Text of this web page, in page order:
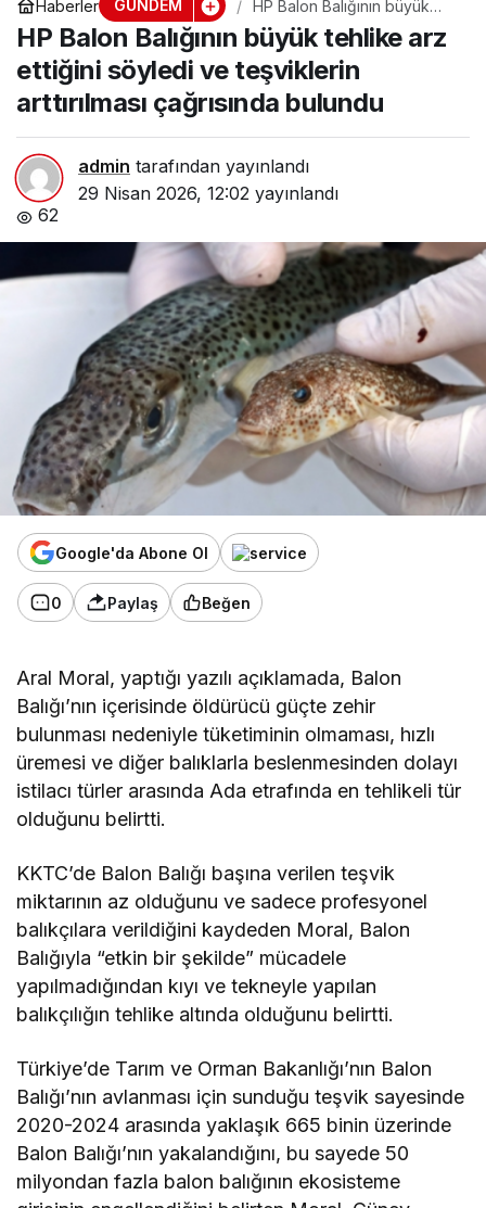
Haberler GÜNDEM
HP Balon Balığının büyük
tehlike arz ettiğini söyledi ve
teşviklerin arttırılması
çağrısında bulundu
HP Balon Balığının büyük tehlike arz
ettiğini söyledi ve teşviklerin
arttırılması çağrısında bulundu
admin tarafından yayınlandı
29 Nisan 2026, 12:02 yayınlandı
62
Google'da Abone Ol
0 Paylaş Beğen
Aral Moral, yaptığı yazılı açıklamada, Balon
Balığı’nın içerisinde öldürücü güçte zehir
bulunması nedeniyle tüketiminin olmaması, hızlı
üremesi ve diğer balıklarla beslenmesinden dolayı
istilacı türler arasında Ada etrafında en tehlikeli tür
olduğunu belirtti.
KKTC’de Balon Balığı başına verilen teşvik
miktarının az olduğunu ve sadece profesyonel
balıkçılara verildiğini kaydeden Moral, Balon
Balığıyla “etkin bir şekilde” mücadele
yapılmadığından kıyı ve tekneyle yapılan
balıkçılığın tehlike altında olduğunu belirtti.
Türkiye’de Tarım ve Orman Bakanlığı’nın Balon
Balığı’nın avlanması için sunduğu teşvik sayesinde
2020-2024 arasında yaklaşık 665 binin üzerinde
Balon Balığı’nın yakalandığını, bu sayede 50
milyondan fazla balon balığının ekosisteme